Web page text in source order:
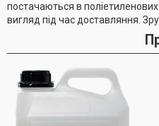
постачаються в
вигляд під час доставляння.